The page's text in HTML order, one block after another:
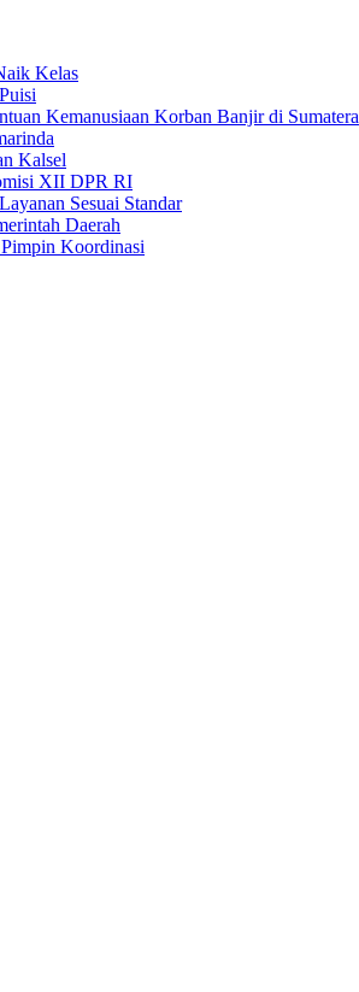
Kelas
Kemanusiaan Korban Banjir di Sumatera
Kalsel
XII DPR RI
Sesuai Standar
Daerah
Koordinasi